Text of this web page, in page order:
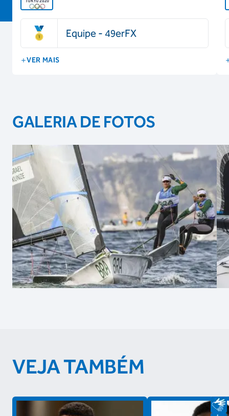
Equipe - 49erFX
VER MAIS
GALERIA DE FOTOS
VEJA TAMBÉM